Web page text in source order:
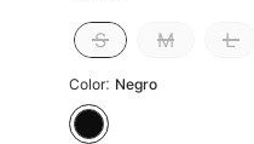
Color: Negro
L
M
S